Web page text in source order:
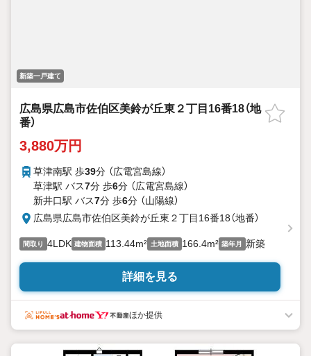
新築一戸建て
広島県広島市佐伯区美鈴が丘東２丁目16番18（地
番）
3,880万円
草津南駅 歩39分 （広電宮島線）
草津駅 バス7分 歩6分 （広電宮島線）
新井口駅 バス7分 歩6分 （山陽線）
広島県広島市佐伯区美鈴が丘東２丁目16番18（地番）
間取り 4LDK 建物面積 113.44m² 土地面積 166.4m² 築年月 新築
詳細を見る
ほか提供